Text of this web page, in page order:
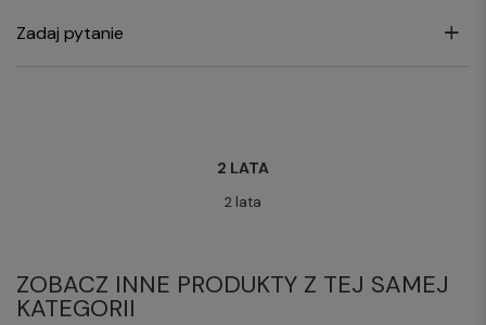
Zadaj pytanie
2 LATA
2 lata
ZOBACZ INNE PRODUKTY Z TEJ SAMEJ
KATEGORII